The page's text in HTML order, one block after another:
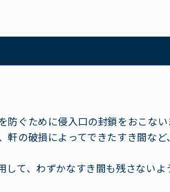
ぐために侵入口の封鎖をおこない
の破損によってできたすき間な
て、わずかなすき間も残さないよ